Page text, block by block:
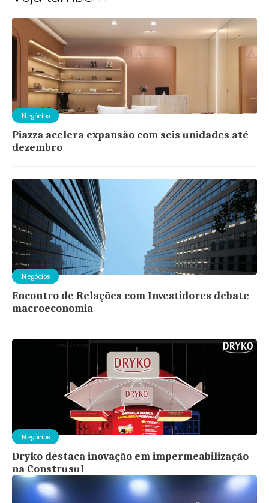
Negócios
Piazza acelera expansão com seis unidades até
dezembro
Negócios
Encontro de Relações com Investidores debate
macroeconomia
Negócios
Dryko destaca inovação em impermeabilização
na Construsul